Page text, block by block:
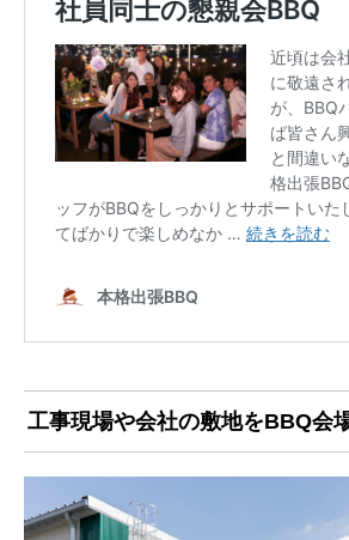
工事現場や会社の敷地をBBQ会